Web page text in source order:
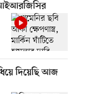
আইআরজিসির
দিয়েছি আজ